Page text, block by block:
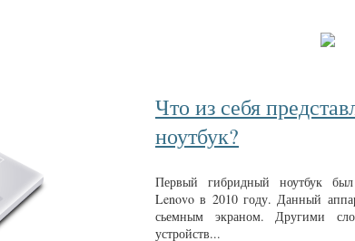
Что из себя
ноутбук?
Первый гибридный ноутбук
Lenovo в 2010 году. Данный
сьемным экраном. Другими
устройств...